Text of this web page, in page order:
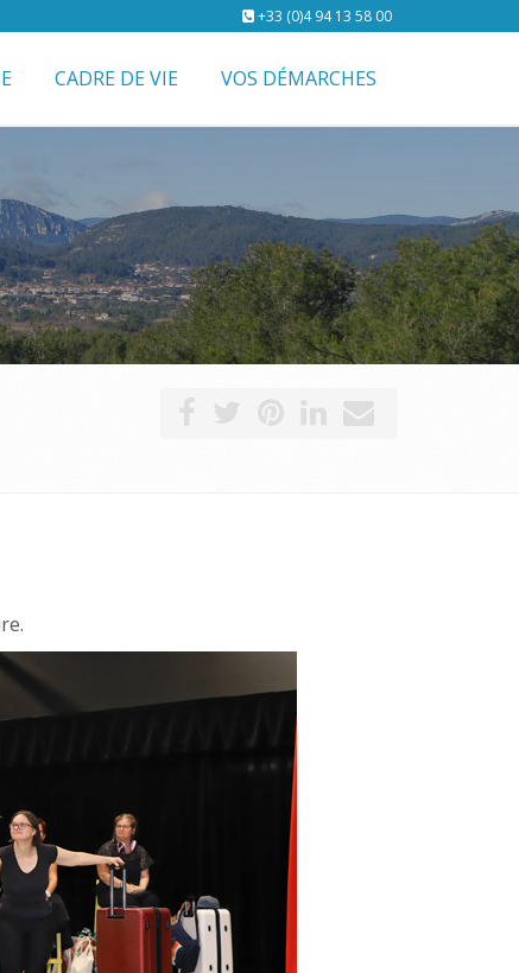
+33 (0)4 94 13 58 00
CADRE DE VIE VOS DÉMARCHES